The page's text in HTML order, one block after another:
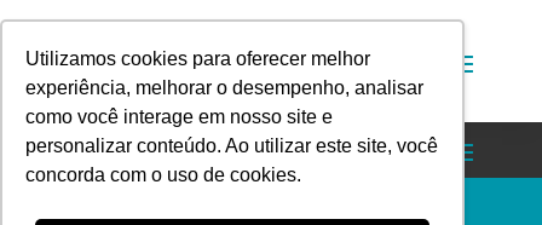
Utilizamos cookies para oferecer melhor
experiência, melhorar o desempenho, analisar
como você interage em nosso site e
personalizar conteúdo. Ao utilizar este site, você
concorda com o uso de cookies.